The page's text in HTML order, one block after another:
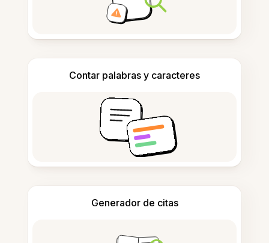
Contar palabras y caracteres
Generador de citas